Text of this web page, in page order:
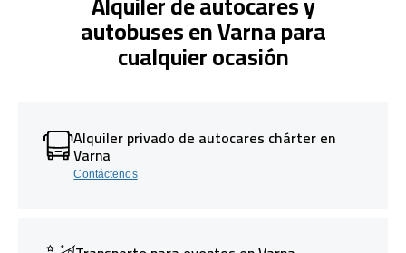
autobuses en Varna para
cualquier ocasión
Alquiler privado de autocares chárter en
Varna
Contáctenos